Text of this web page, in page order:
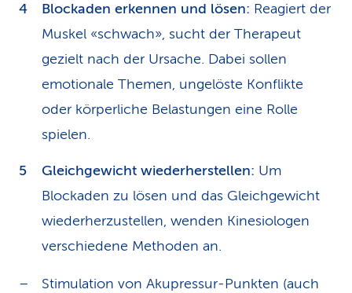
Blockaden erkennen und lösen: Reagiert der
Muskel «schwach», sucht der Therapeut
gezielt nach der Ursache. Dabei sollen
emotionale Themen, ungelöste Konflikte
oder körperliche Belastungen eine Rolle
spielen.
Gleichgewicht wiederherstellen: Um
Blockaden zu lösen und das Gleichgewicht
wiederherzustellen, wenden Kinesiologen
verschiedene Methoden an.
Stimulation von Akupressur-Punkten (auch